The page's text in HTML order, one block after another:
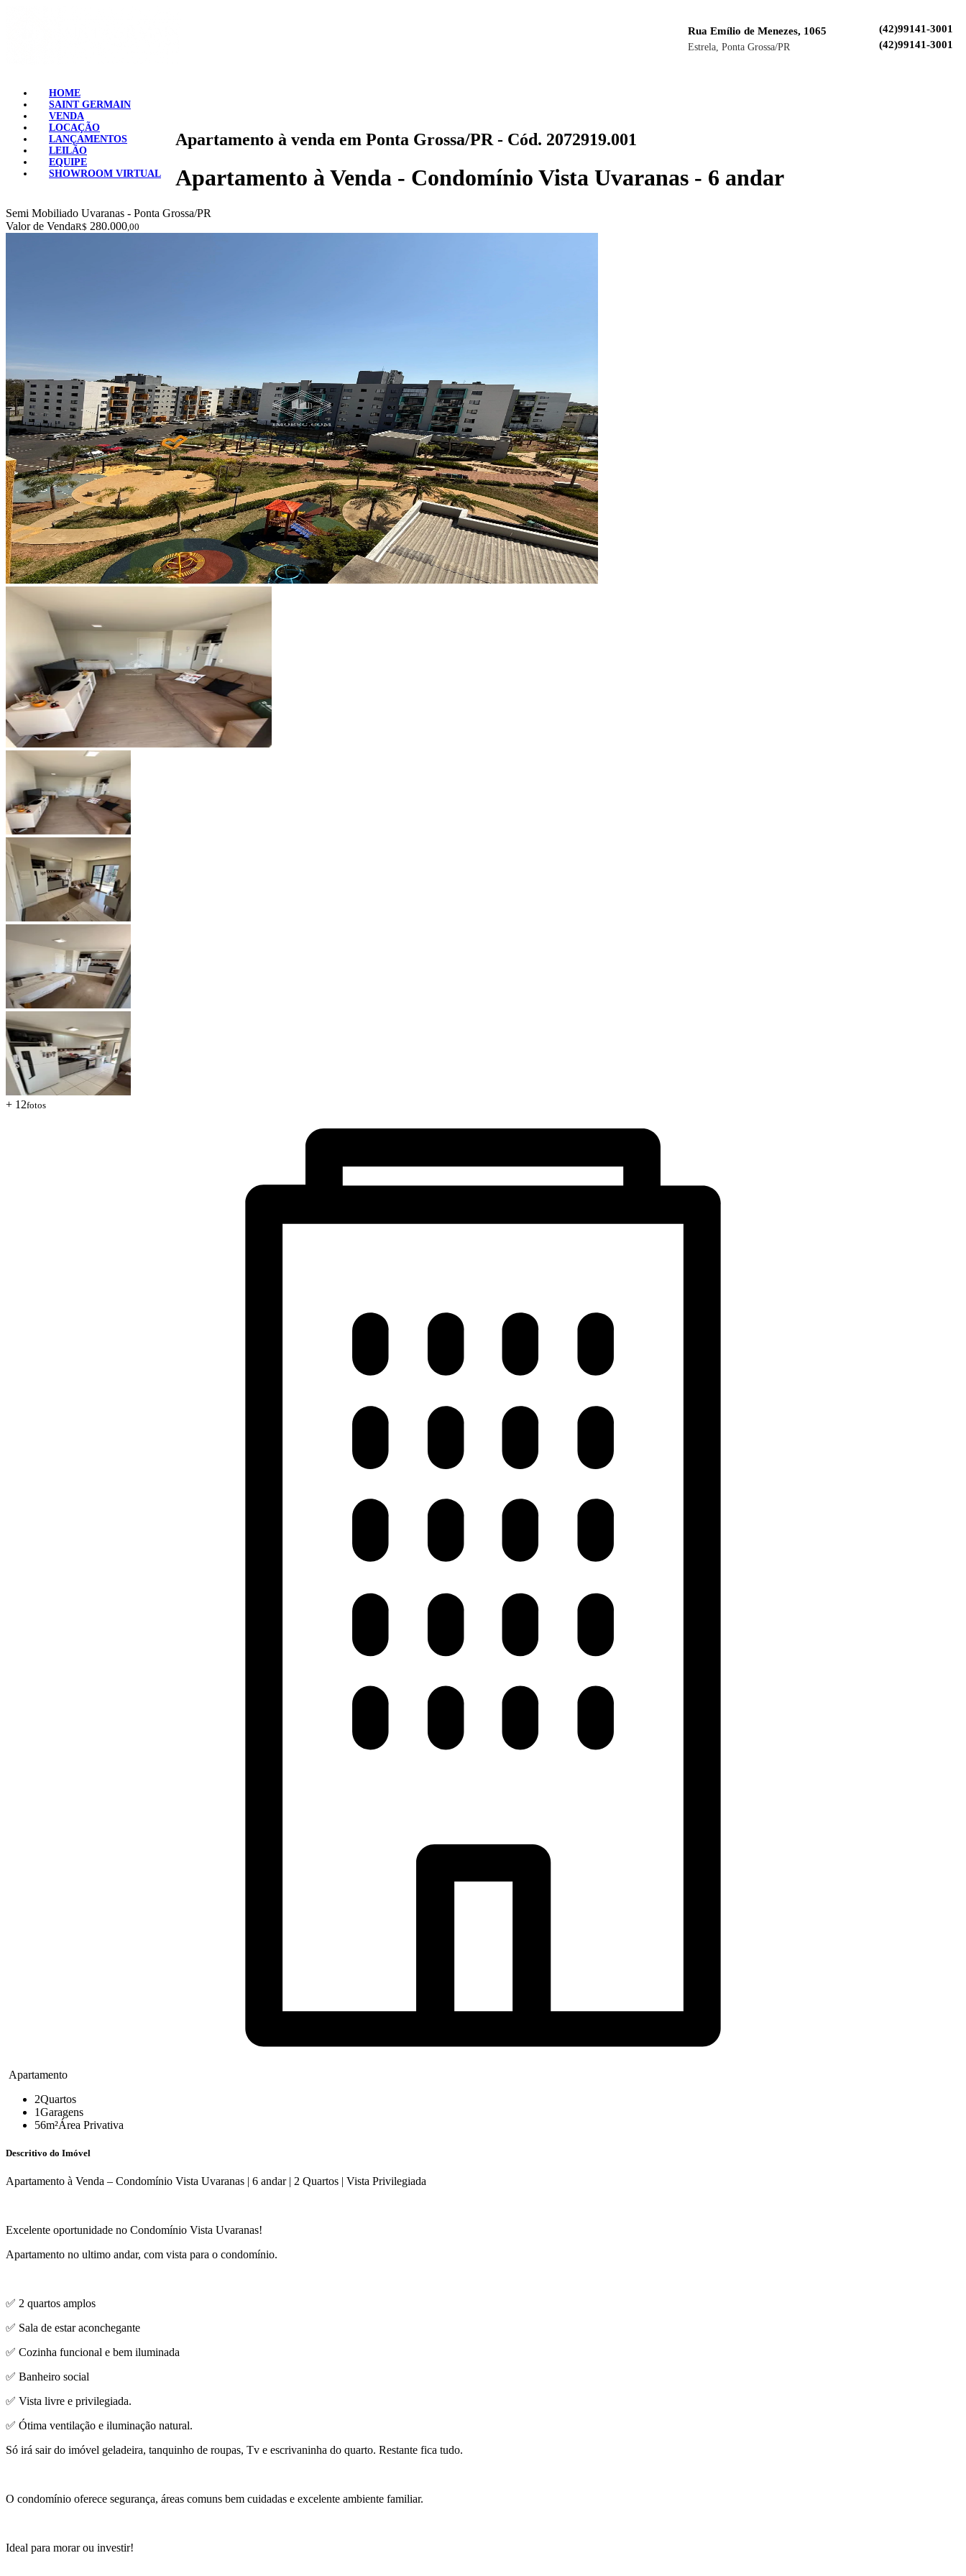
Rua Emílio de Menezes, 1065
Estrela, Ponta Grossa/PR
(42)99141-3001
(42)99141-3001
HOME
SAINT GERMAIN
VENDA
LOCAÇÃO
LANÇAMENTOS
LEILÃO
EQUIPE
SHOWROOM VIRTUAL
Apartamento à venda em Ponta Grossa/PR - Cód. 2072919.001
Apartamento à Venda - Condomínio Vista Uvaranas - 6 andar
Semi Mobiliado Uvaranas - Ponta Grossa/PR
Valor de VendaR$ 280.000 ,00
+ 12fotos
Apartamento
2Quartos
1Garagens
56m²Área Privativa
Descritivo do Imóvel
Apartamento à Venda – Condomínio Vista Uvaranas | 6 andar | 2 Quartos | Vista Privilegiada
Excelente oportunidade no Condomínio Vista Uvaranas!
Apartamento no ultimo andar, com vista para o condomínio.
✅ 2 quartos amplos
✅ Sala de estar aconchegante
✅ Cozinha funcional e bem iluminada
✅ Banheiro social
✅ Vista livre e privilegiada.
✅ Ótima ventilação e iluminação natural.
Só irá sair do imóvel geladeira, tanquinho de roupas, Tv e escrivaninha do quarto. Restante fica tudo.
O condomínio oferece segurança, áreas comuns bem cuidadas e excelente ambiente familiar.
Ideal para morar ou investir!